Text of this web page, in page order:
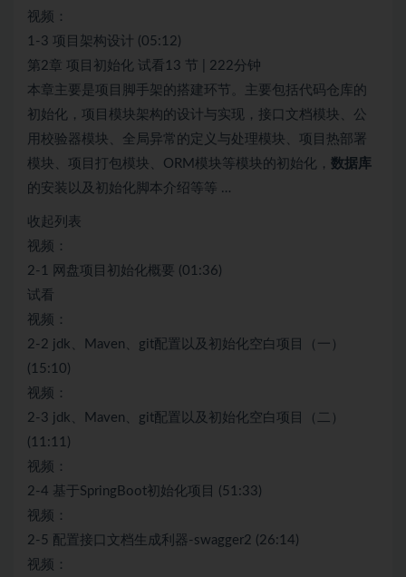
视频：
1-3 项目架构设计 (05:12)
第2章 项目初始化 试看13 节 | 222分钟
本章主要是项目脚手架的搭建环节。主要包括代码仓库的
初始化，项目模块架构的设计与实现，接口文档模块、公
用校验器模块、全局异常的定义与处理模块、项目热部署
模块、项目打包模块、ORM模块等模块的初始化， 数据库
的安装以及初始化脚本介绍等等 …
收起列表
视频：
2-1 网盘项目初始化概要 (01:36)
试看
视频：
2-2 jdk、Maven、git配置以及初始化空白项目（一）
(15:10)
视频：
2-3 jdk、Maven、git配置以及初始化空白项目（二）
(11:11)
视频：
2-4 基于SpringBoot初始化项目 (51:33)
视频：
2-5 配置接口文档生成利器-swagger2 (26:14)
视频：